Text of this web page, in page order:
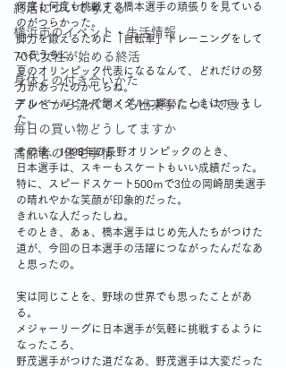
終活について考える
横浜市のイベント・生活情報
70代女性が始める終活
身体との付き合いかた
テレビから流れてくる出来事について思う
毎日の買い物どうしてますか
高齢者の住宅事情
何度も何度も挑戦する橋本選手の頑張りを見ている
のがつらかった。
脚力を鍛えるために「自転車」トレーニングをして
いるうちに、
夏のオリンピック代表になるなんて、どれだけの努
力があったのかしらね。
アルベールビルで銅メダルに輝いたときはホッとし
た。
その後、1998年の長野オリンピックのとき、
日本選手は、スキーもスケートもいい成績だった。
特に、スピードスケート500ｍで3位の岡崎朋美選手
の晴れやかな笑顔が印象的だった。
きれいな人だったしね。
そのとき、あぁ、橋本選手はじめ先人たちがつけた
道が、今回の日本選手の活躍につながったんだなあ
と思ったの。
実は同じことを、野球の世界でも思ったことがあ
る。
メジャーリーグに日本選手が気軽に挑戦するように
なったころ、
野茂選手がつけた道だなあ、野茂選手は大変だった